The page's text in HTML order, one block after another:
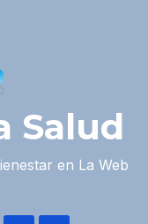
Salud
en La Web